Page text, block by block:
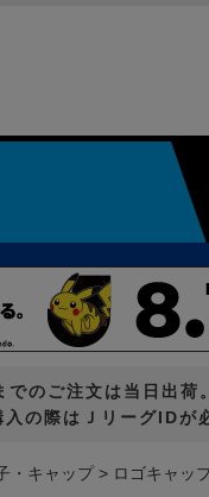
のご注文は当日出荷
入の際はＪリーグIDが
・キャップ ロゴキャッ